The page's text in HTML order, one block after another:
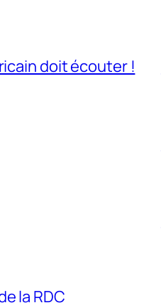
doit écouter !
la RDC